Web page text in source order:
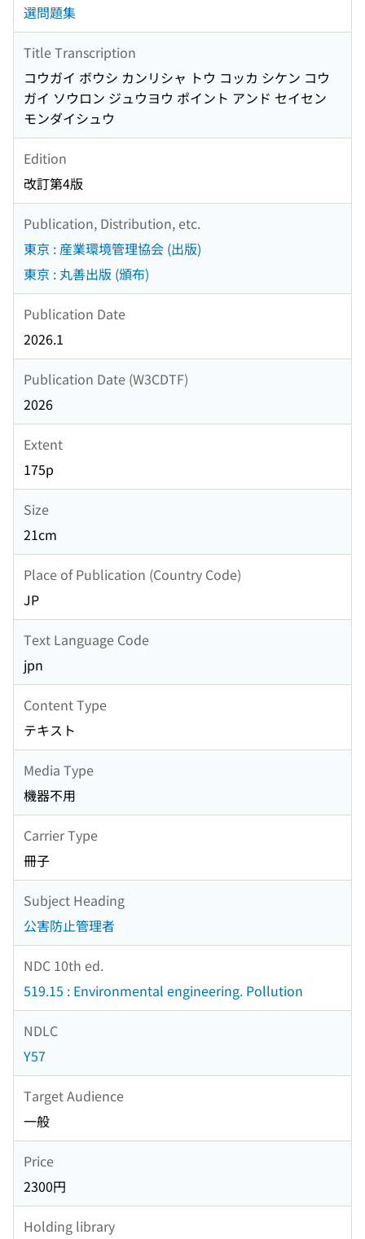
選問題集
Title Transcription
コウガイ ボウシ カンリシャ トウ コッカ シケン コウ
ガイ ソウロン ジュウヨウ ポイント アンド セイセン
モンダイシュウ
Edition
改訂第4版
Publication, Distribution, etc.
東京 : 産業環境管理協会 (出版)
東京 : 丸善出版 (頒布)
Publication Date
2026.1
Publication Date (W3CDTF)
2026
Extent
175p
Size
21cm
Place of Publication (Country Code)
JP
Text Language Code
jpn
Content Type
テキスト
Media Type
機器不用
Carrier Type
冊子
Subject Heading
公害防止管理者
NDC 10th ed.
519.15 : Environmental engineering. Pollution
NDLC
Y57
Target Audience
一般
Price
2300円
Holding library